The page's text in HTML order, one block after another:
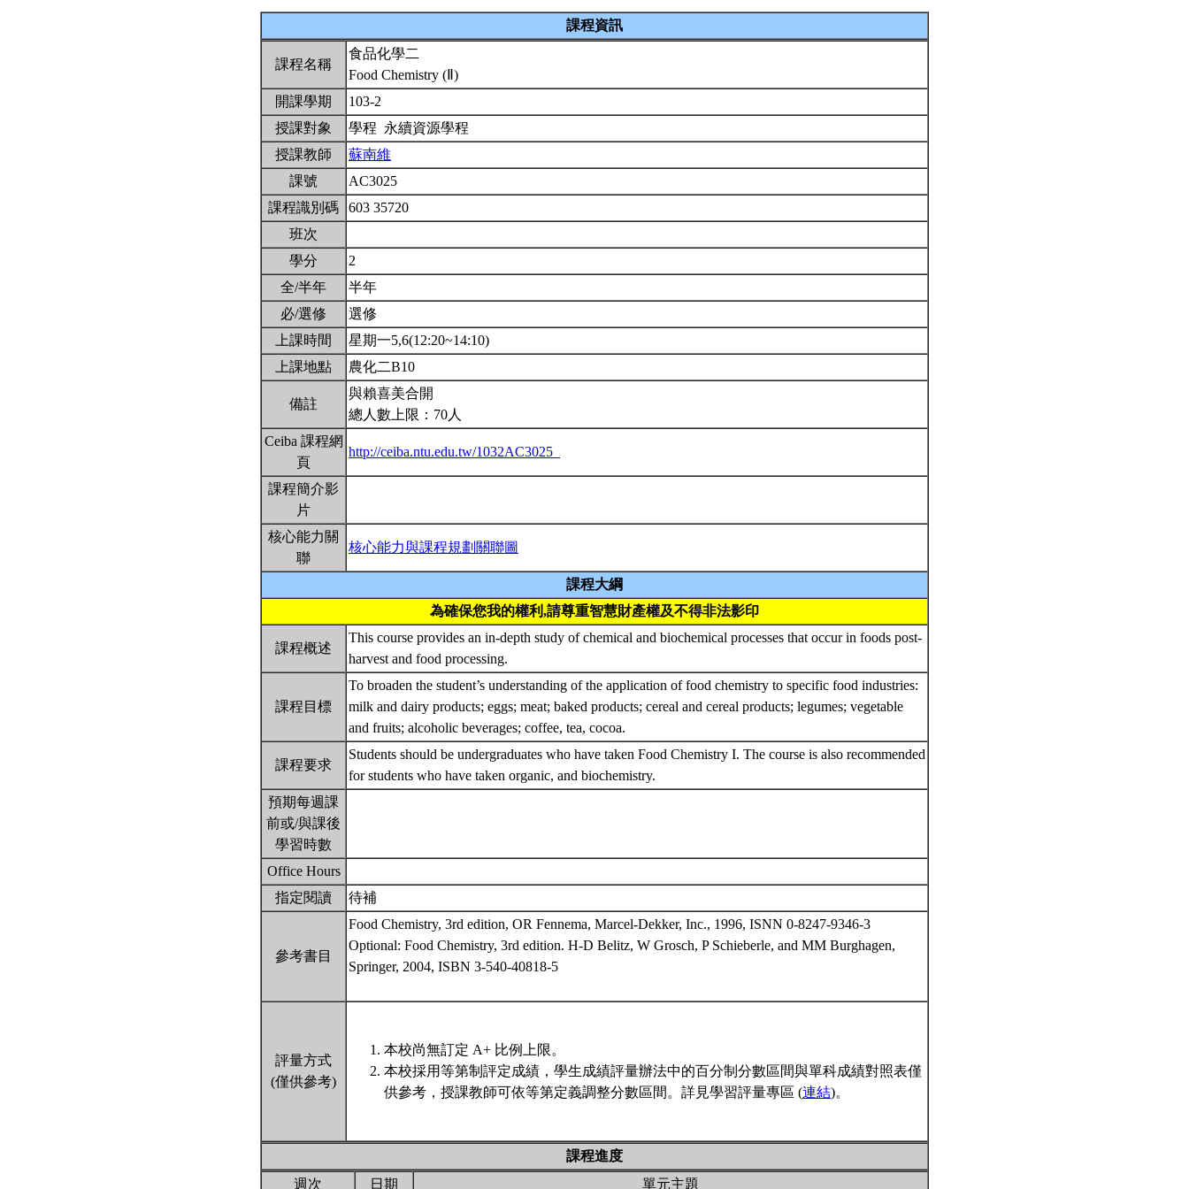
課程資訊
課程名稱
食品化學二
Food Chemistry (Ⅱ)
開課學期
103-2
授課對象
學程 永續資源學程
授課教師
蘇南維
課號
AC3025
課程識別碼
603 35720
班次
學分
2
全/半年
半年
必/選修
選修
上課時間
星期一5,6(12:20~14:10)
上課地點
農化二B10
備註
與賴喜美合開
總人數上限：70人
Ceiba 課程網
頁
http://ceiba.ntu.edu.tw/1032AC3025_
課程簡介影
片
核心能力關
聯
核心能力與課程規劃關聯圖
課程大綱
為確保您我的權利,請尊重智慧財產權及不得非法影印
課程概述
This course provides an in-depth study of chemical and biochemical processes that occur in foods post-
harvest and food processing.
課程目標
To broaden the student’s understanding of the application of food chemistry to specific food industries:
milk and dairy products; eggs; meat; baked products; cereal and cereal products; legumes; vegetable
and fruits; alcoholic beverages; coffee, tea, cocoa.
課程要求
Students should be undergraduates who have taken Food Chemistry I. The course is also recommended
for students who have taken organic, and biochemistry.
預期每週課
前或/與課後
學習時數
Office Hours
指定閱讀
待補
參考書目
Food Chemistry, 3rd edition, OR Fennema, Marcel-Dekker, Inc., 1996, ISNN 0-8247-9346-3
Optional: Food Chemistry, 3rd edition. H-D Belitz, W Grosch, P Schieberle, and MM Burghagen,
Springer, 2004, ISBN 3-540-40818-5
評量方式
(僅供參考)
本校尚無訂定 A+ 比例上限。
本校採用等第制評定成績，學生成績評量辦法中的百分制分數區間與單科成績對照表僅
供參考，授課教師可依等第定義調整分數區間。詳見學習評量專區 (連結)。
課程進度
週次
日期 單元主題